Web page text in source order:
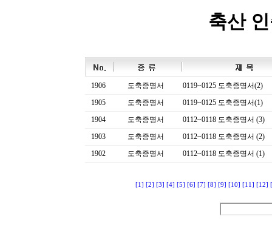
축산
1906 도축증명서
0119~0125 도축증명서(2)
1905
도축증명서
0119~0125 도축증명서(1)
1904
도축증명서
0112~0118 도축증명서 (3)
1903
도축증명서
0112~0118 도축증명서 (2)
1902
도축증명서 0112~0118 도축증명서 (1)
[1] [2] [3] [4] [5] [6] [7] [8] [9] [10] [11] [12]